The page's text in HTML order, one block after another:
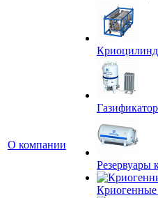
О компании
Криогенные